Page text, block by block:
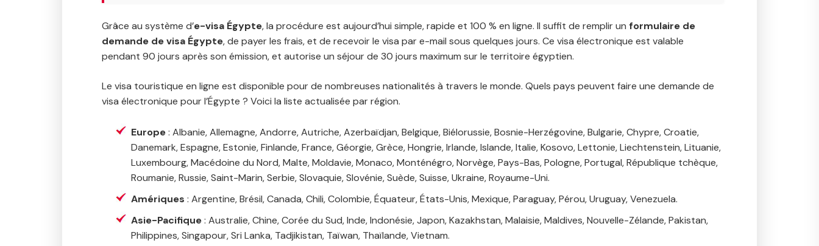
Grâce au système d’e-visa Égypte, la procédure est aujourd’hui simple, rapide et 100 % en ligne. Il suffit de remplir un formulaire de
demande de visa Égypte, de payer les frais, et de recevoir le visa par e-mail sous quelques jours. Ce visa électronique est valable
pendant 90 jours après son émission, et autorise un séjour de 30 jours maximum sur le territoire égyptien.
Le visa touristique en ligne est disponible pour de nombreuses nationalités à travers le monde. Quels pays peuvent faire une demande de
visa électronique pour l’Égypte ? Voici la liste actualisée par région.
Europe: Albanie, Allemagne, Andorre, Autriche, Azerbaïdjan, Belgique, Biélorussie, Bosnie-Herzégovine, Bulgarie, Chypre, Croatie,
Danemark, Espagne, Estonie, Finlande, France, Géorgie, Grèce, Hongrie, Irlande, Islande, Italie, Kosovo, Lettonie, Liechtenstein, Lituanie,
Luxembourg, Macédoine du Nord, Malte, Moldavie, Monaco, Monténégro, Norvège, Pays-Bas, Pologne, Portugal, République tchèque,
Roumanie, Russie, Saint-Marin, Serbie, Slovaquie, Slovénie, Suède, Suisse, Ukraine, Royaume-Uni.
Amériques : Argentine, Brésil, Canada, Chili, Colombie, Équateur, États-Unis, Mexique, Paraguay, Pérou, Uruguay, Venezuela.
Asie-Pacifique: Australie, Chine, Corée du Sud, Inde, Indonésie, Japon, Kazakhstan, Malaisie, Maldives, Nouvelle-Zélande, Pakistan,
Philippines, Singapour, Sri Lanka, Tadjikistan, Taïwan, Thaïlande, Vietnam.